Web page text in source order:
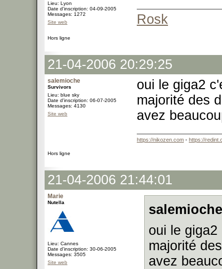
Lieu: Lyon
Date d'inscription: 04-09-2005
Messages: 1272
Site web
Rosk
Hors ligne
21-04-2006 20:29:25
salemioche
Survivors
Lieu: blue sky
Date d'inscription: 06-07-2005
Messages: 4130
Site web
oui le giga2
majorité des
avez
https://nikozen.com - https://
Hors ligne
21-04-2006 21:44:01
Marie
Nutella
Lieu: Cannes
Date d'inscription: 30-06-2005
Messages: 3505
Site web
oui le
majorité
avez